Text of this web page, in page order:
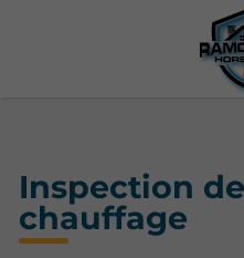
Inspection
chauffage